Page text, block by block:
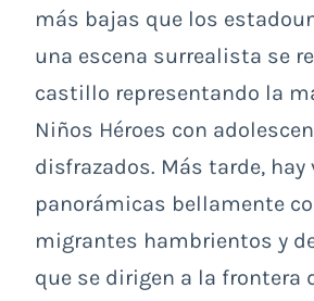
más bajas que los
una escena surrealista se
castillo representando la
Niños Héroes con
disfrazados. Más tarde,
panorámicas bellamente
migrantes hambrientos y
que se dirigen a la frontera